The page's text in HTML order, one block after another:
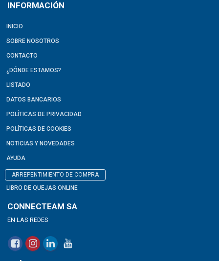
INFORMACIÓN
INICIO
SOBRE NOSOTROS
CONTACTO
¿DÓNDE ESTAMOS?
LISTADO
DATOS BANCARIOS
POLÍTICAS DE PRIVACIDAD
POLÍTICAS DE COOKIES
NOTICIAS Y NOVEDADES
AYUDA
ARREPENTIMIENTO DE COMPRA
LIBRO DE QUEJAS ONLINE
CONNECTEAM SA
EN LAS REDES